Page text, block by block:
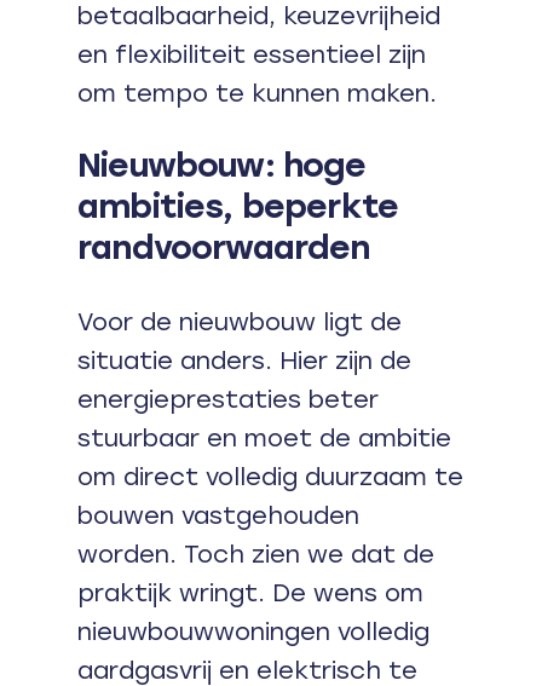
betaalbaarheid, keuzevrijheid
en flexibiliteit essentieel zijn
om tempo te kunnen maken.
Nieuwbouw: hoge
ambities, beperkte
randvoorwaarden
Voor de nieuwbouw ligt de
situatie anders. Hier zijn de
energieprestaties beter
stuurbaar en moet de ambitie
om direct volledig duurzaam te
bouwen vastgehouden
worden. Toch zien we dat de
praktijk wringt. De wens om
nieuwbouwwoningen volledig
aardgasvrij en elektrisch te